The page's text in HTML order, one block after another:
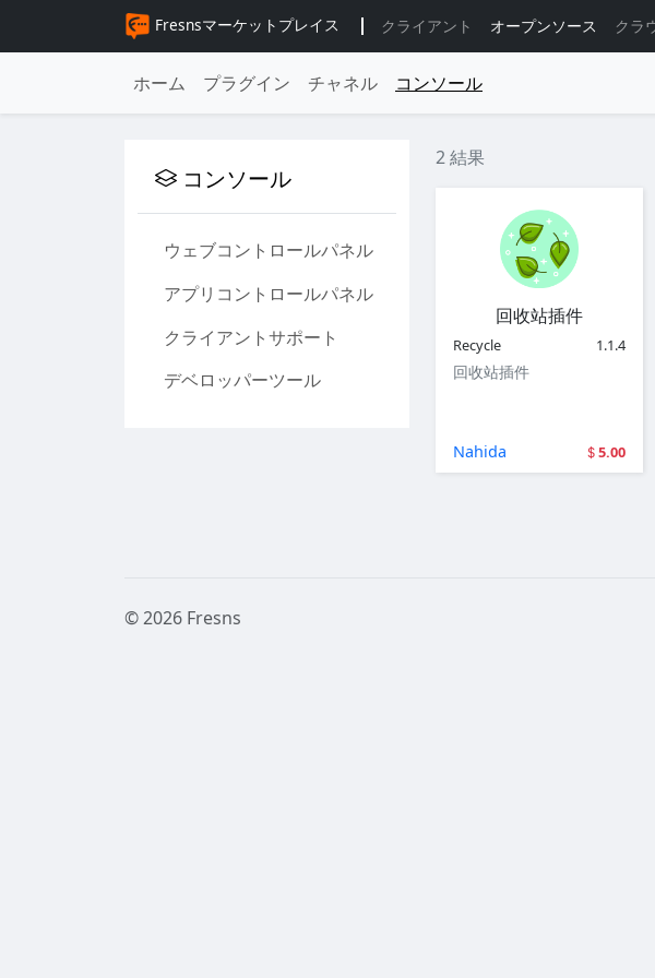
Fresnsマーケットプレイス クライアント オープンソース クラ
ホーム プラグイン チャネル コンソール
コンソール
ウェブコントロールパネル
アプリコントロールパネル
クライアントサポート
デベロッパーツール
2 結果
回收站插件
Recycle 1.1.4
回收站插件
Nahida 5.00
© 2026 Fresns